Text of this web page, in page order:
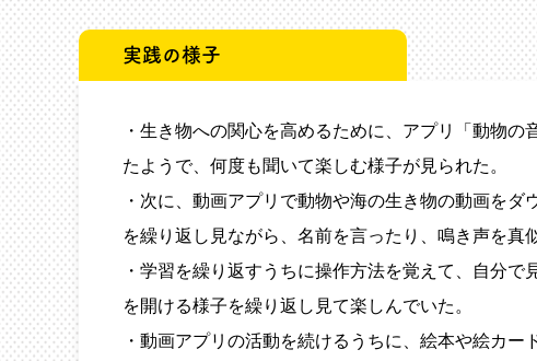
実践の様子
・生き物への関心を高めるために、アプリ「動物
たようで、何度も聞いて楽しむ様子が見られた。
・次に、動画アプリで動物や海の生き物の動画を
を繰り返し見ながら、名前を言ったり、鳴き声を真
・学習を繰り返すうちに操作方法を覚えて、自分
を開ける様子を繰り返し見て楽しんでいた。
・動画アプリの活動を続けるうちに、絵本や絵カ